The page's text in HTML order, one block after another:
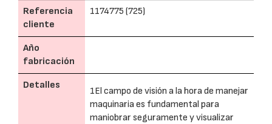
Referencia
cliente
1174775 (725)
Año
fabricación
Detalles
1El campo de visión a la hora de manejar
maquinaria es fundamental para
maniobrar seguramente y visualizar